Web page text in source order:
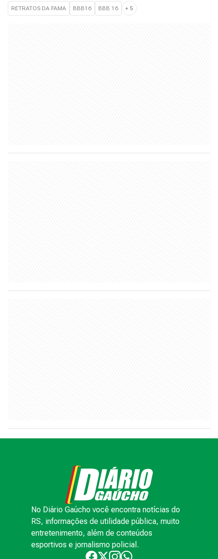
RETRATOS DA FAMA BBB16 BBB 16 + 5
No Diário Gaúcho você encontra notícias do
RS, informações de utilidade pública, muito
entretenimento, além de conteúdos
esportivos e jornalismo policial.